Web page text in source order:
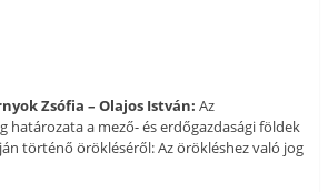
Zsófia – Olajos István: Az
határozata a mező- és erdőgazdasági földek
történő örökléséről: Az örökléshez való jog